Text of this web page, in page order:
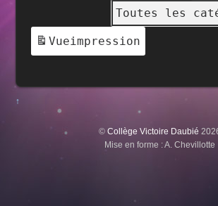
Toutes les
Vueimpression
↑
© Collège Victoire Daubié
Mise en forme : A. Chevillotte